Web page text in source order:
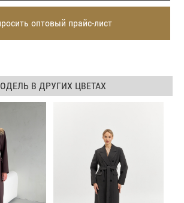
оптовый прайс-лист
В ДРУГИХ ЦВЕТАХ